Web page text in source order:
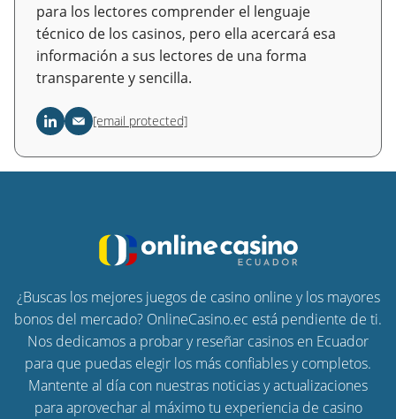
para los lectores comprender el lenguaje
técnico de los casinos, pero ella acercará esa
información a sus lectores de una forma
transparente y sencilla.
[email protected]
¿Buscas los mejores juegos de casino online y los mayores
bonos del mercado? OnlineCasino.ec está pendiente de ti.
Nos dedicamos a probar y reseñar casinos en Ecuador
para que puedas elegir los más confiables y completos.
Mantente al día con nuestras noticias y actualizaciones
para aprovechar al máximo tu experiencia de casino